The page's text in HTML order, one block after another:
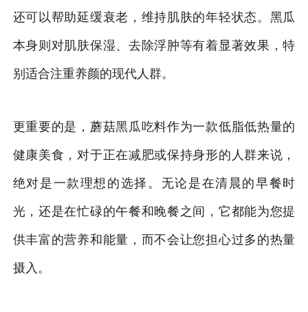
还可以帮助延缓衰老，维持肌肤的年轻状态。黑瓜
本身则对肌肤保湿、去除浮肿等有着显著效果，特
别适合注重养颜的现代人群。
更重要的是，蘑菇黑瓜吃料作为一款低脂低热量的
健康美食，对于正在减肥或保持身形的人群来说，
绝对是一款理想的选择。无论是在清晨的早餐时
光，还是在忙碌的午餐和晚餐之间，它都能为您提
供丰富的营养和能量，而不会让您担心过多的热量
摄入。